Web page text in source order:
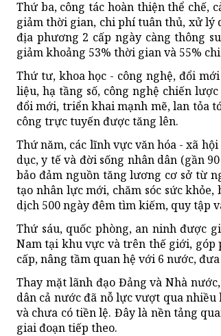
Thứ ba, công tác hoàn thiện thể chế,
giảm thời gian, chi phí tuân thủ, xử lý
địa phương 2 cấp ngày càng thông
giảm khoảng 53% thời gian và 55%
Thứ tư, khoa học - công nghệ, đổi
liệu, hạ tầng số, công nghệ chiến
đổi mới, triển khai mạnh mẽ, lan tỏa
công trực tuyến được tăng lên.
Thứ năm, các lĩnh vực văn hóa - xã
dục, y tế và đời sống nhân dân (gần
bảo đảm nguồn tăng lương cơ sở từ
tạo nhân lực mới, chăm sóc sức
dịch 500 ngày đêm tìm kiếm, quy tập
Thứ sáu, quốc phòng, an ninh được
Nam tại khu vực và trên thế giới, góp
cấp, nâng tầm quan hệ với 6 nước,
Thay mặt lãnh đạo Đảng và Nhà
dân cả nước đã nỗ lực vượt qua
và chưa có tiền lệ. Đây là nền tảng
giai đoạn tiếp theo.